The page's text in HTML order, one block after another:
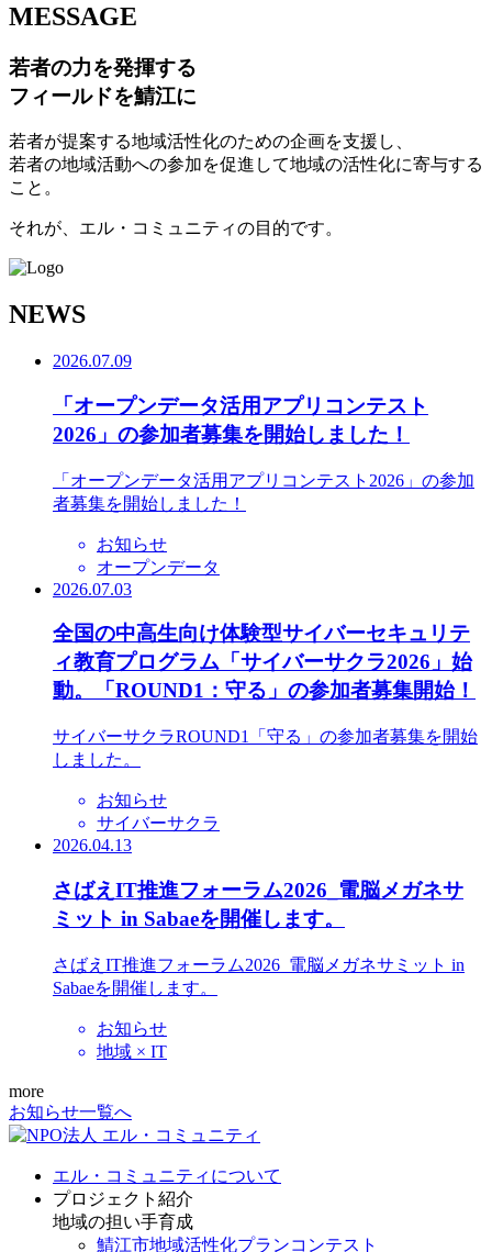
MESSAGE
若者の力を発揮する
フィールドを鯖江に
若者が提案する地域活性化のための企画を支援し、
若者の地域活動への参加を促進して地域の活性化に寄与する
こと。
それが、エル・コミュニティの目的です。
NEWS
2026.07.09
「オープンデータ活用アプリコンテスト
2026」の参加者募集を開始しました！
「オープンデータ活用アプリコンテスト2026」の参加
者募集を開始しました！
お知らせ
オープンデータ
2026.07.03
全国の中高生向け体験型サイバーセキュリテ
ィ教育プログラム「サイバーサクラ2026」始
動。「ROUND1：守る」の参加者募集開始！
サイバーサクラROUND1「守る」の参加者募集を開始
しました。
お知らせ
サイバーサクラ
2026.04.13
さばえIT推進フォーラム2026_電脳メガネサ
ミット in Sabaeを開催します。
さばえIT推進フォーラム2026_電脳メガネサミット in
Sabaeを開催します。
お知らせ
地域 × IT
more
お知らせ一覧へ
エル・コミュニティについて
プロジェクト紹介
地域の担い手育成
鯖江市地域活性化プランコンテスト